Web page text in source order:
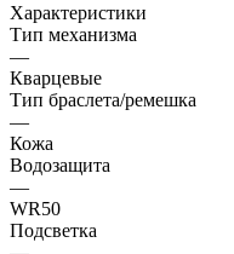
Характеристики
Тип механизма
—
Кварцевые
Тип браслета/ремешка
—
Кожа
Водозащита
—
WR50
Подсветка